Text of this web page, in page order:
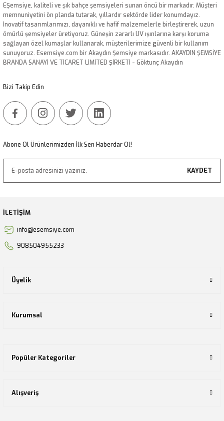
Ürün resmi kalitesiz, bozuk veya görüntülenemiyor.
Ürün açıklamasında eksik bilgiler bulunuyor.
Ürün bilgilerinde hatalar bulunuyor.
Ürün fiyatı diğer sitelerden daha pahalı.
EŞemsiye, kaliteli ve şık bahçe şemsiyeleri sunan öncü bir markadır. Müşteri
memnuniyetini ön planda tutarak, yıllardır sektörde lider konumdayız.
İnovatif tasarımlarımızı, dayanıklı ve hafif malzemelerle birleştirerek, uzun
ömürlü şemsiyeler üretiyoruz. Güneşin zararlı UV ışınlarına karşı koruma
sağlayan özel kumaşlar kullanarak, müşterilerimize güvenli bir kullanım
sunuyoruz. Esemsiye.com bir Akaydın Şemsiye markasıdır. AKAYDIN ŞEMSİYE
BRANDA SANAYİ VE TİCARET LİMİTED ŞİRKETİ - Göktunç Akaydın
Bizi Takip Edin
Abone Ol Ürünlerimizden İlk Sen Haberdar Ol!
KAYDET
İLETİŞİM
info@esemsiye.com
908504955233
Üyelik
Kurumsal
Popüler Kategoriler
Alışveriş